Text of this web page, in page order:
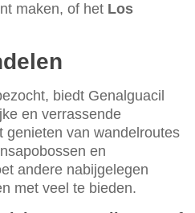
maken, of het Los
biedt Genalguacil
en verrassende
genieten van wandelroutes
en
andere nabijgelegen
met veel te bieden.